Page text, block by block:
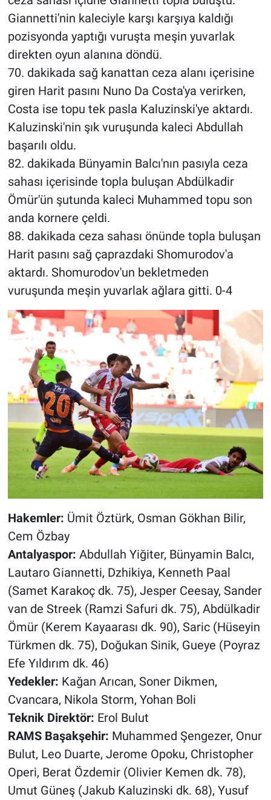
Giannetti'nin kaleciyle karşı karşıya kaldığı
pozisyonda yaptığı vuruşta meşin yuvarlak
direkten oyun alanına döndü.
70. dakikada sağ kanattan ceza alanı içerisine
giren Harit pasını Nuno Da Costa'ya verirken,
Costa ise topu tek pasla Kaluzinski'ye aktardı.
Kaluzinski'nin şık vuruşunda kaleci Abdullah
başarılı oldu.
82. dakikada Bünyamin Balcı'nın pasıyla ceza
sahası içerisinde topla buluşan Abdülkadir
Ömür'ün şutunda kaleci Muhammed topu son
anda kornere çeldi.
88. dakikada ceza sahası önünde topla buluşan
Harit pasını sağ çaprazdaki Shomurodov'a
aktardı. Shomurodov'un bekletmeden
vuruşunda meşin yuvarlak ağlara gitti. 0-4
Hakemler: Ümit Öztürk, Osman Gökhan Bilir,
Cem Özbay
Antalyaspor: Abdullah Yiğiter, Bünyamin Balcı,
Lautaro Giannetti, Dzhikiya, Kenneth Paal
(Samet Karakoç dk. 75), Jesper Ceesay, Sander
van de Streek (Ramzi Safuri dk. 75), Abdülkadir
Ömür (Kerem Kayaarası dk. 90), Saric (Hüseyin
Türkmen dk. 75), Doğukan Sinik, Gueye (Poyraz
Efe Yıldırım dk. 46)
Yedekler: Kağan Arıcan, Soner Dikmen,
Cvancara, Nikola Storm, Yohan Boli
Teknik Direktör: Erol Bulut
RAMS Başakşehir: Muhammed Şengezer, Onur
Bulut, Leo Duarte, Jerome Opoku, Christopher
Operi, Berat Özdemir (Olivier Kemen dk. 78),
Umut Güneş (Jakub Kaluzinski dk. 68), Yusuf